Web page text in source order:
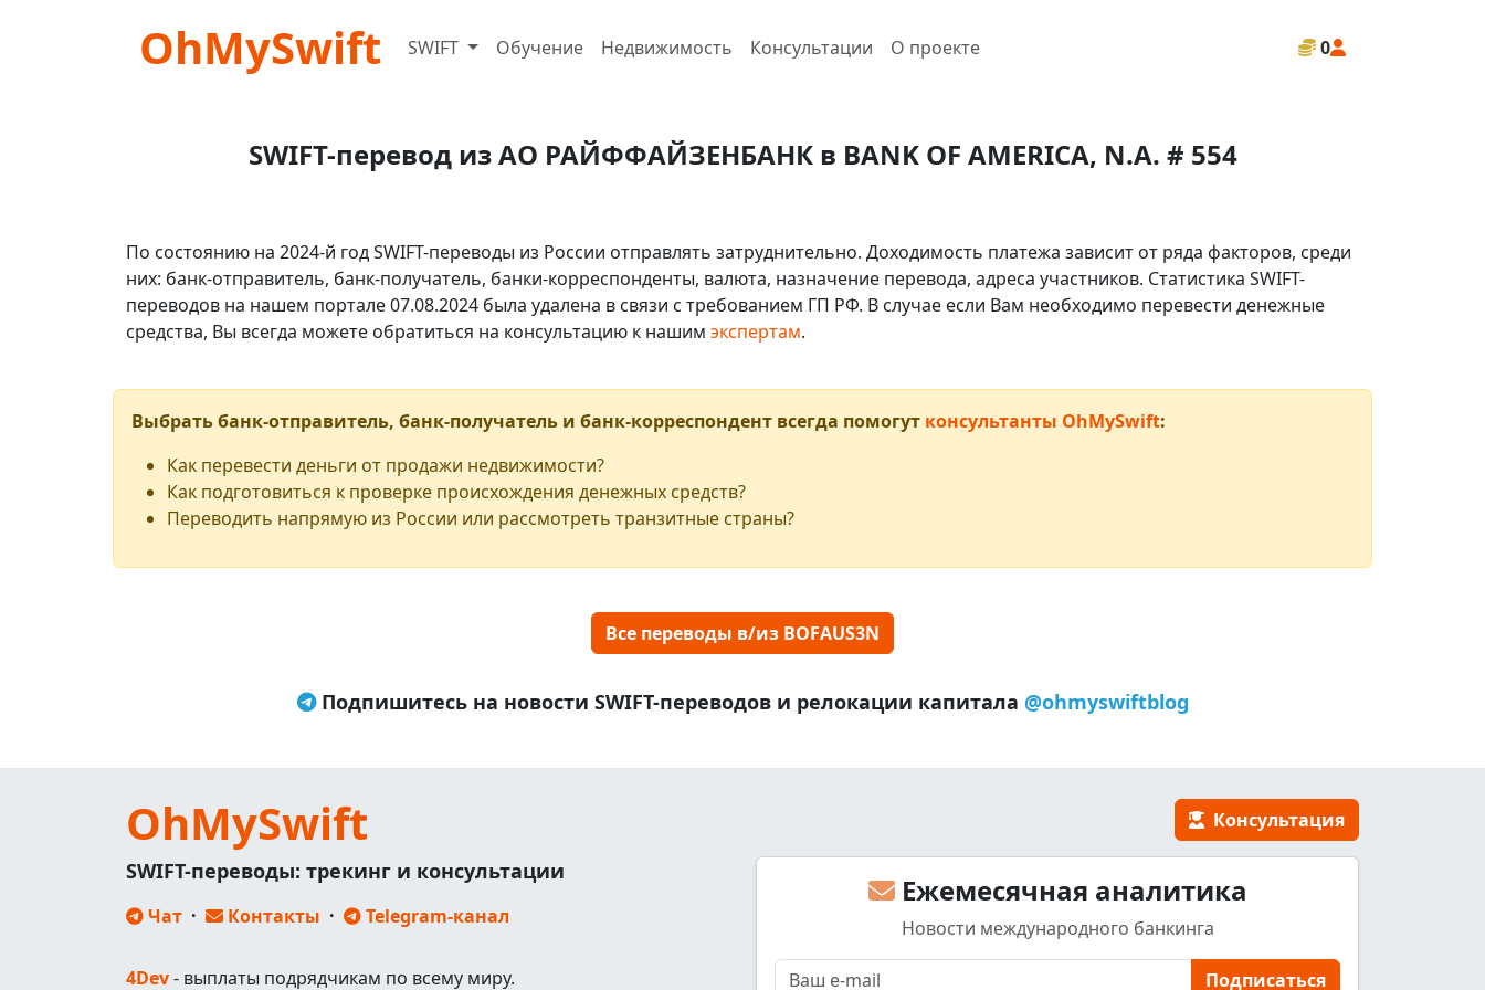
OhMySwift SWIFT Обучение Недвижимость Консультации О проекте 0
SWIFT-перевод из АО РАЙФФАЙЗЕНБАНК в BANK OF AMERICA, N.A. # 554
По состоянию на 2024-й год SWIFT-переводы из России отправлять затруднительно. Доходимость платежа зависит от ряда факторов, среди
них: банк-отправитель, банк-получатель, банки-корреспонденты, валюта, назначение перевода, адреса участников. Статистика SWIFT-
переводов на нашем портале 07.08.2024 была удалена в связи с требованием ГП РФ. В случае если Вам необходимо перевести денежные
средства, Вы всегда можете обратиться на консультацию к нашим экспертам.
Выбрать банк-отправитель, банк-получатель и банк-корреспондент всегда помогут консультанты OhMySwift:
Как перевести деньги от продажи недвижимости?
Как подготовиться к проверке происхождения денежных средств?
Переводить напрямую из России или рассмотреть транзитные страны?
Все переводы в/из BOFAUS3N
Подпишитесь на новости SWIFT-переводов и релокации капитала @ohmyswiftblog
OhMySwift Консультация
SWIFT-переводы: трекинг и консультации
Чат · Контакты · Telegram-канал
4Dev- выплаты подрядчикам по всему миру.
Ежемесячная аналитика
Новости международного банкинга
Подписаться